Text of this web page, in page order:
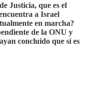
Justicia, que es el
a Israel
en marcha?
de la ONU y
concluido que sí es